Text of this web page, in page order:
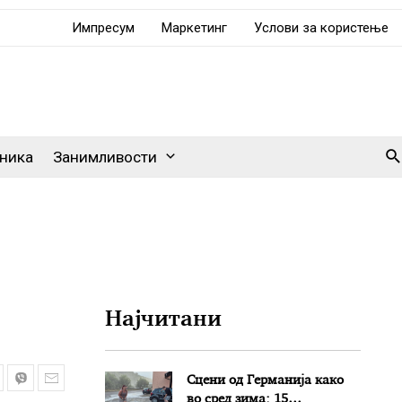
Импресум Маркетинг Услови за користење
Занимливости
Најчитани
Сцени од Германија како
во сред зима: 15